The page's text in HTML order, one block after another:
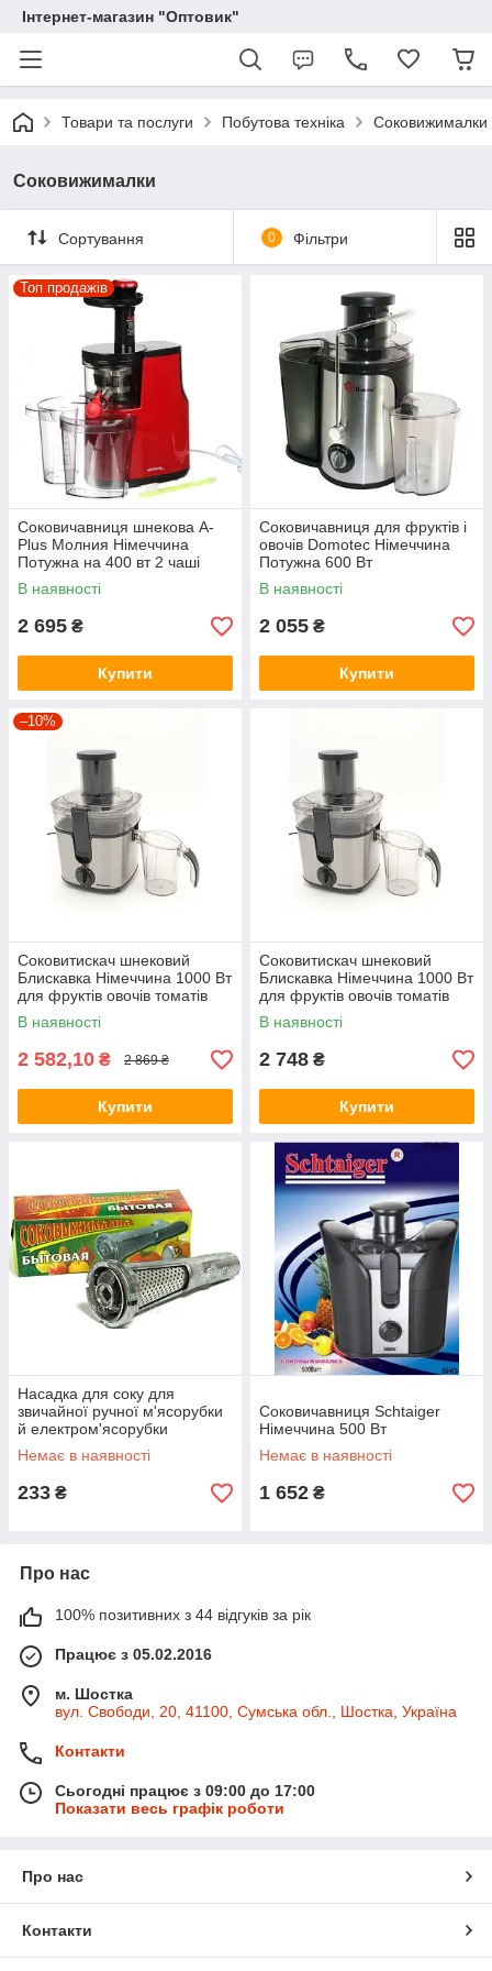
Інтернет-магазин "Оптовик"
Товари та послуги Побутова техніка Соковижималки
Соковижималки
Сортування 0 Фільтри
Топ продажів
Соковичавниця шнекова A-
Plus Молния Німеччина
Потужна на 400 вт 2 чаші
В наявності
2 695 ₴
Купити
Соковичавниця для фруктів і
овочів Domotec Німеччина
Потужна 600 Вт
В наявності
2 055 ₴
Купити
–10%
Соковитискач шнековий
Блискавка Німеччина 1000 Вт
для фруктів овочів томатів
цитрусових граната JK 5608
LK
В наявності
2 582,10 ₴ 2 869 ₴
Купити
Соковитискач шнековий
Блискавка Німеччина 1000 Вт
для фруктів овочів томатів
цитрусових граната
апельсинів
В наявності
2 748 ₴
Купити
Насадка для соку для
звичайної ручної м'ясорубки
й електром'ясорубки
Немає в наявності
233 ₴
Соковичавниця Schtaiger
Німеччина 500 Вт
Немає в наявності
1 652 ₴
Про нас
100% позитивних з 44 відгуків за рік
Працює з 05.02.2016
м. Шостка
вул. Свободи, 20, 41100, Сумська обл., Шостка, Україна
Контакти
Сьогодні працює з 09:00 до 17:00
Показати весь графік роботи
Про нас
Контакти